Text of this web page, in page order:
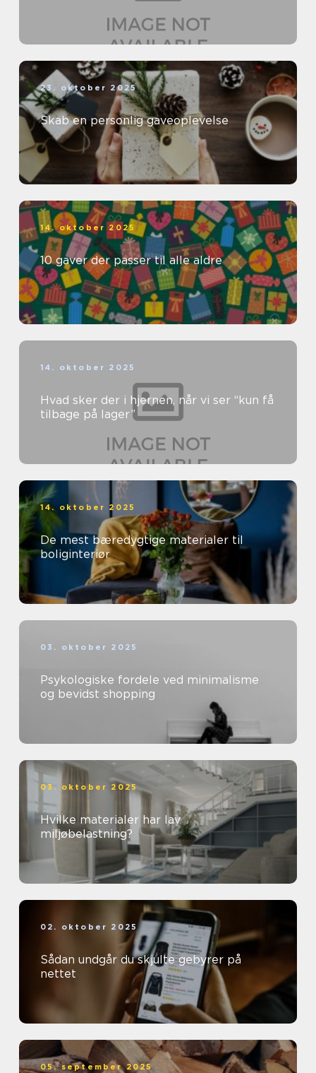
23. oktober 2025
Skab en personlig gaveoplevelse
14. oktober 2025
10 gaver der passer til alle aldre
14. oktober 2025
Hvad sker der i hjernen, når vi ser “kun få
tilbage på lager”
14. oktober 2025
De mest bæredygtige materialer til
boliginteriør
03. oktober 2025
Psykologiske fordele ved minimalisme
og bevidst shopping
03. oktober 2025
Hvilke materialer har lav
miljøbelastning?
02. oktober 2025
Sådan undgår du skjulte gebyrer på
nettet
05. september 2025